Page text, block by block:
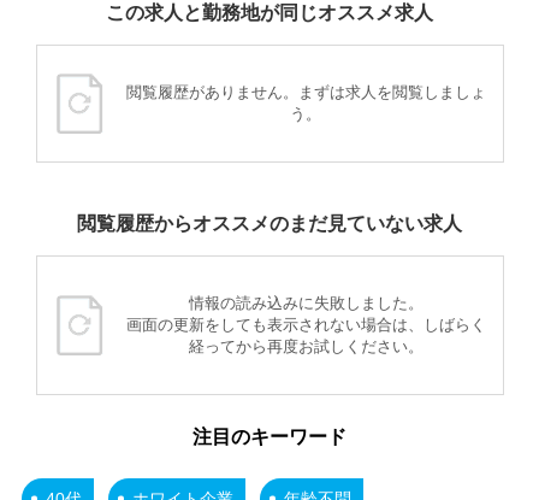
この求人と勤務地が同じオススメ求人
閲覧履歴がありません。まずは求人を閲覧しましょ
う。
閲覧履歴からオススメのまだ見ていない求人
情報の読み込みに失敗しました。
画面の更新をしても表示されない場合は、しばらく
経ってから再度お試しください。
注目のキーワード